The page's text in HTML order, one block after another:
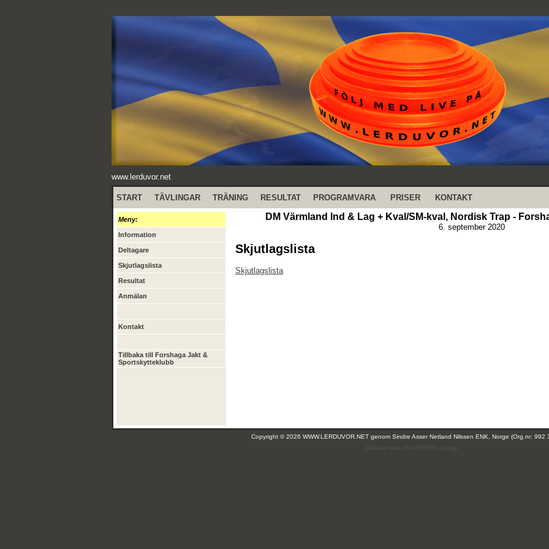
www.lerduvor.net
START TÄVLINGAR TRÄNING RESULTAT PROGRAMVARA PRISER KONTAKT
Meny:
Information
Deltagare
Skjutlagslista
Resultat
Anmälan
Kontakt
Tillbaka till Forshaga Jakt &
Sportskytteklubb
DM Värmland Ind & Lag + Kval/SM-kval, Nordisk Trap -
6. september 2020
Skjutlagslista
Skjutlagslista
Copyright © 2026 WWW.LERDUVOR.NET genom Sindre Asser Netland Nilssen ENK, Norge (Org.nr: 992
(leirdue-web-76c49c557b-2xvxg)